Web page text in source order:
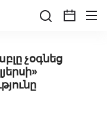
չօգնեց